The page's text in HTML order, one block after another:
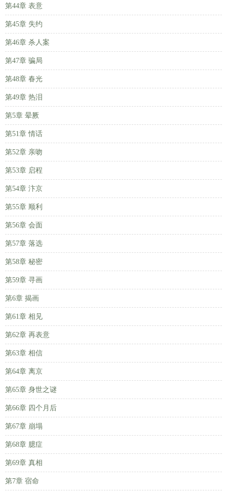
第44章 表意
第45章 失约
第46章 杀人案
第47章 骗局
第48章 春光
第49章 热泪
第5章 晕厥
第51章 情话
第52章 亲吻
第53章 启程
第54章 汴京
第55章 顺利
第56章 会面
第57章 落选
第58章 秘密
第59章 寻画
第6章 揭画
第61章 相见
第62章 再表意
第63章 相信
第64章 离京
第65章 身世之谜
第66章 四个月后
第67章 崩塌
第68章 臆症
第69章 真相
第7章 宿命